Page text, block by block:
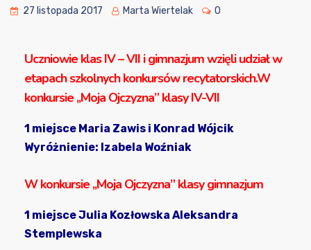
27 listopada 2017 Marta Wiertelak 0
Uczniowie klas IV – VII i gimnazjum wzięli udział w
etapach szkolnych konkursów recytatorskich.W
konkursie ,,Moja Ojczyzna” klasy IV-VII
1 miejsce Maria Zawis i Konrad Wójcik
Wyróżnienie: Izabela Woźniak
W konkursie ,,Moja Ojczyzna” klasy gimnazjum
1 miejsce Julia Kozłowska Aleksandra
Stemplewska